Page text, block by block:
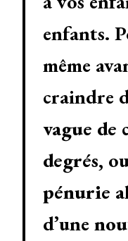
enfants.
même
craindre
vague de
degrés,
pénurie
d’une